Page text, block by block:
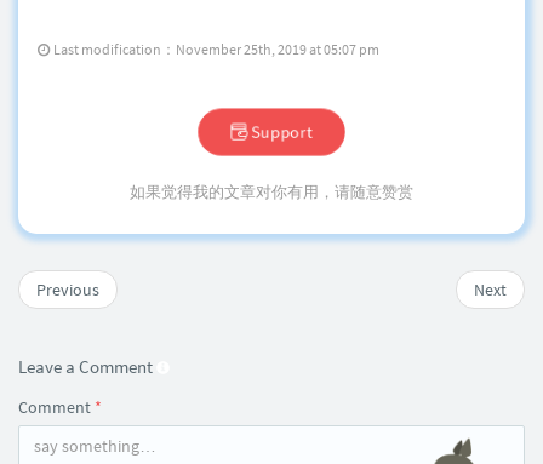
Last modification：November 25th, 2019 at 05:07 pm
Support
如果觉得我的文章对你有用，请随意赞赏
Next
Previous
Leave a Comment
Comment *